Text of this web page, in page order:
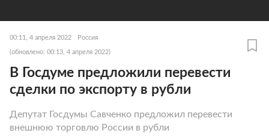
00:11, 4 апреля 2022 Россия
(обновлено: 00:13, 4 апреля 2022)
В Госдуме предложили перевести
сделки по экспорту в рубли
Депутат Госдумы Савченко предложил перевести
внешнюю торговлю России в рубли